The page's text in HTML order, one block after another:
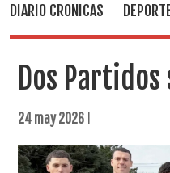
DIARIO CRONICAS
Dos
24 may 2026 |